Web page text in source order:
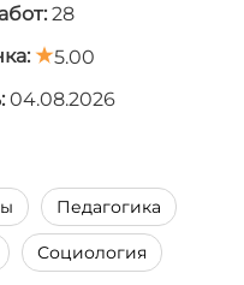
28
5.00
04.08.2026
Педагогика
Социология